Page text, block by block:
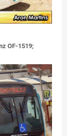
OF-1519;